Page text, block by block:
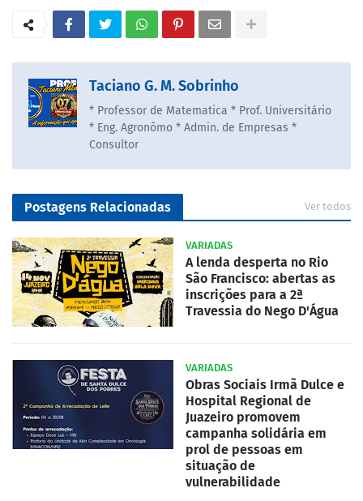
Taciano G. M. Sobrinho
* Professor de Matematica * Prof. Universitário
* Eng. Agronômo * Admin. de Empresas *
Consultor
Postagens Relacionadas Ver todos
VARIADAS
A lenda desperta no Rio
São Francisco: abertas as
inscrições para a 2ª
Travessia do Nego D'Água
VARIADAS
Obras Sociais Irmã Dulce e
Hospital Regional de
Juazeiro promovem
campanha solidária em
prol de pessoas em
situação de
vulnerabilidade